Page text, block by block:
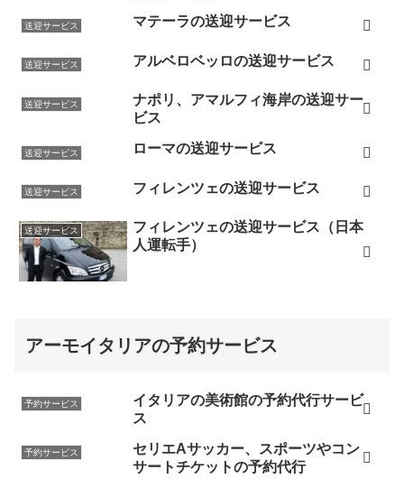
送迎サービス マテーラの送迎サービス
送迎サービス アルベロベッロの送迎サービス
送迎サービス
ナポリ、アマルフィ海岸の送迎サー
ビス
送迎サービス ローマの送迎サービス
送迎サービス フィレンツェの送迎サービス
送迎サービス
フィレンツェの送迎サービス（日本
人運転手）
アーモイタリアの予約サービス
予約サービス
イタリアの美術館の予約代行サービ
ス
予約サービス
セリエAサッカー、スポーツやコン
サートチケットの予約代行